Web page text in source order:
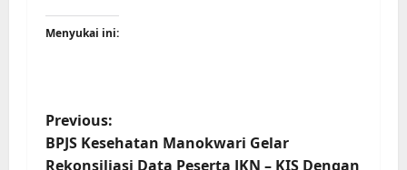
Menyukai ini:
Previous:
BPJS Kesehatan Manokwari Gelar
Rekonsiliasi Data Peserta JKN – KIS Dengan